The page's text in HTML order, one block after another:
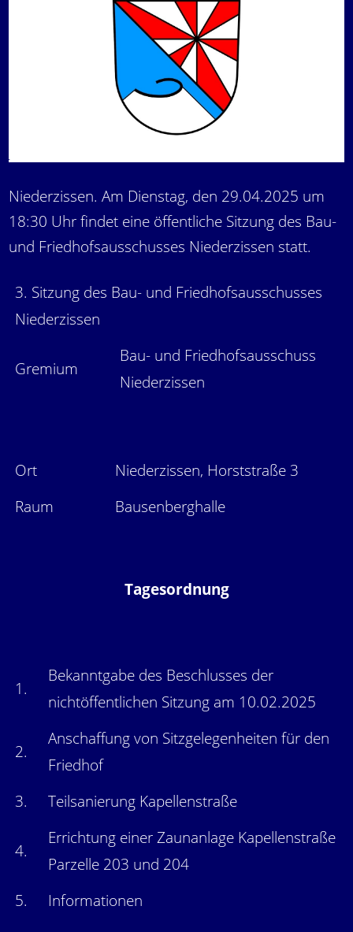
Niederzissen. Am Dienstag, den 29.04.2025 um
18:30 Uhr findet eine öffentliche Sitzung des Bau-
und Friedhofsausschusses Niederzissen statt.
3. Sitzung des Bau- und Friedhofsausschusses
Niederzissen
Gremium
Bau- und Friedhofsausschuss
Niederzissen
Ort
Niederzissen, Horststraße 3
Raum
Bausenberghalle
Tagesordnung
1.
Bekanntgabe des Beschlusses der
nichtöffentlichen Sitzung am 10.02.2025
2.
Anschaffung von Sitzgelegenheiten für den
Friedhof
3.
Teilsanierung Kapellenstraße
4.
Errichtung einer Zaunanlage Kapellenstraße
Parzelle 203 und 204
5.
Informationen